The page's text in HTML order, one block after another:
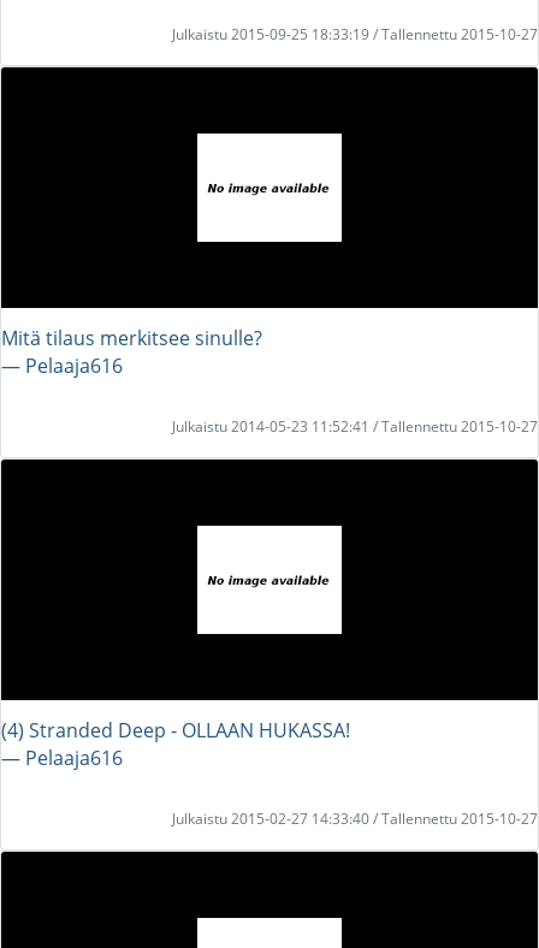
Julkaistu 2015-09-25 18:33:19 / Tallennettu 2015-10-27
Mitä tilaus merkitsee sinulle?
― Pelaaja616
Julkaistu 2014-05-23 11:52:41 / Tallennettu 2015-10-27
(4) Stranded Deep - OLLAAN HUKASSA!
― Pelaaja616
Julkaistu 2015-02-27 14:33:40 / Tallennettu 2015-10-27